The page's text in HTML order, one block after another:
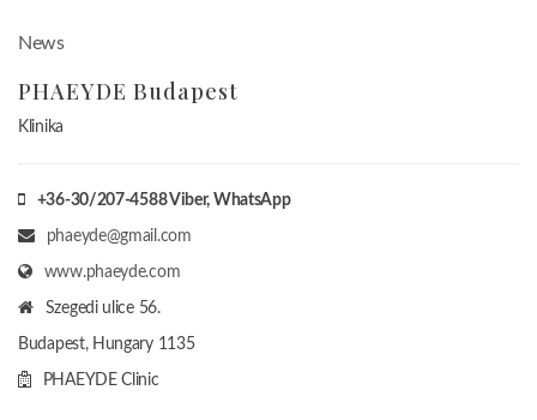
News
PHAEYDE Budapest
Klinika
+36-30/207-4588Viber, WhatsApp
phaeyde@gmail.com
www.phaeyde.com
Szegedi ulice 56.
Budapest, Hungary 1135
PHAEYDE Clinic